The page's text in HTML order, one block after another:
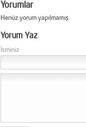
Yorumlar
Henüz yorum yapılmamış.
Yorum Yaz
İsminiz